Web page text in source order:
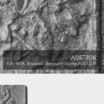
A057306
KIK-IRPA, Brussels (Belgium), cliché A057306